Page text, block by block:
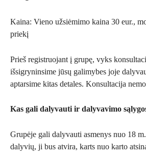
Kaina: Vieno užsiėmimo kaina 30 eur.,
priekį
Prieš registruojant į grupę, vyks
išsigryninsime jūsų galimybes joje
aptarsime kitas detales. Konsultacija
Kas gali dalyvauti ir dalyvavimo
Grupėje gali dalyvauti asmenys nuo 18
dalyvių, ji bus atvira, karts nuo karto